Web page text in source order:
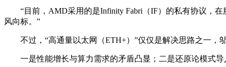
“目前，AMD采用的是Infinity Fabri（IF）的私有协议，在
风向标。”
不过，“高通量以太网（ETH+）”仅仅是解决思路之一，邬
一是性能增长与算力需求的矛盾凸显；二是还原论模式导